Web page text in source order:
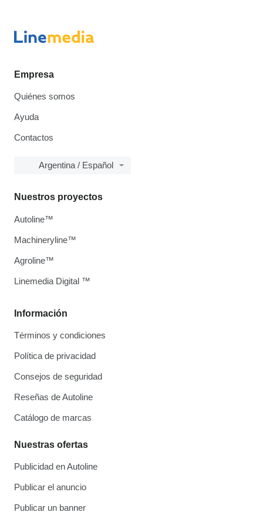
Empresa
Quiénes somos
Ayuda
Contactos
Argentina / Español
Información
Términos y condiciones
Política de privacidad
Consejos de seguridad
Reseñas de Autoline
Catálogo de marcas
Nuestras ofertas
Publicidad en Autoline
Publicar el anuncio
Publicar un banner
Nuestros proyectos
Autoline™
Machineryline™
Agroline™
Linemedia Digital ™